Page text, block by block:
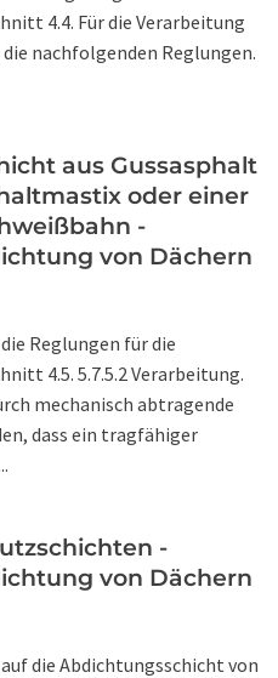
4.4. Für die Verarbeitung
nachfolgenden Reglungen.
aus Gussasphalt
oder einer
-
von Dächern
Reglungen für die
4.5. 5.7.5.2 Verarbeitung.
mechanisch abtragende
dass ein tragfähiger
-
von Dächern
die Abdichtungsschicht von